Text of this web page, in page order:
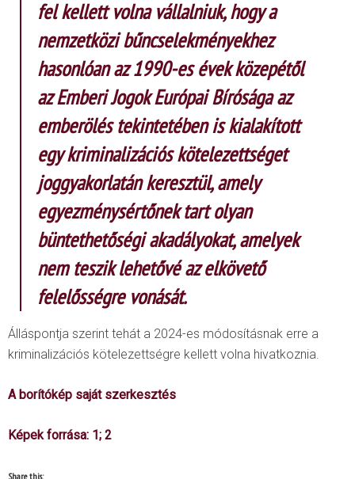
fel kellett volna vállalniuk, hogy a
nemzetközi bűncselekményekhez
hasonlóan az 1990-es évek közepétől
az Emberi Jogok Európai Bírósága az
emberölés tekintetében is kialakított
egy kriminalizációs kötelezettséget
joggyakorlatán keresztül, amely
egyezménysértőnek tart olyan
büntethetőségi akadályokat, amelyek
nem teszik lehetővé az elkövető
felelősségre vonását.
Álláspontja szerint tehát a 2024-es módosításnak erre a
kriminalizációs kötelezettségre kellett volna hivatkoznia.
A borítókép saját szerkesztés
Képek forrása: 1 ; 2
Share this: